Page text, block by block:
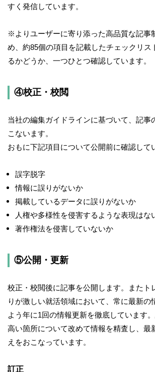
すく発信しています。
※よりユーザーに寄り添った高品質な記事
め、約85個の項目を記載したチェックリス
るかどうか、一つひとつ確認しています。
④校正・校閲
当社の編集ガイドラインに基づいて、記事
こないます。
おもに下記項目について公開前に確認して
誤字脱字
情報に誤りがないか
掲載しているデータに誤りがないか
人権や多様性を侵害するような表現はな
著作権法を侵害していないか
⑤公開・更新
校正・校閲後に記事を公開します。またト
りが激しい就活領域において、常に最新の
よう年に1回の情報更新を徹底しています
高い箇所について改めて情報を精査し、最
えをおこなっています。
訂正